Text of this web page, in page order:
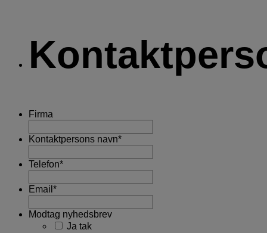
Firma
Kontaktpersons navn*
Telefon*
Email *
Modtag nyhedsbrev
Ja tak